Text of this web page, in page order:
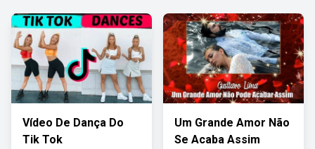
Vídeo De Dança Do
Tik Tok
Um Grande Amor Não
Se Acaba Assim